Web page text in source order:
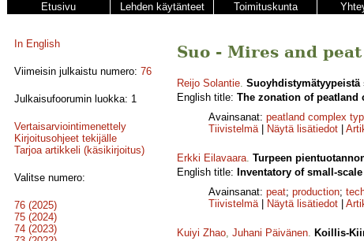
Etusivu Lehden käytänteet Toimituskunta
In English
Viimeisin julkaistu numero: 76
Julkaisufoorumin luokka: 1
Vertaisarviointimenettely
Kirjoitusohjeet tekijälle
Tarjoa artikkeli (käsikirjoitus)
Valitse numero:
76 (2025)
75 (2024)
74 (2023)
Suo - Mires and
Reijo Solantie.
English title: The zonation of
Avainsanat: peatland complex
Tiivistelmä| Näytä lisätiedot
Erkki Eilavaara. Turpeen
English title: Inventatory of small-
Avainsanat: peat; production;
Tiivistelmä| Näytä lisätiedot
Kuiyi Zhao, Juhani Päivänen. Koillis-